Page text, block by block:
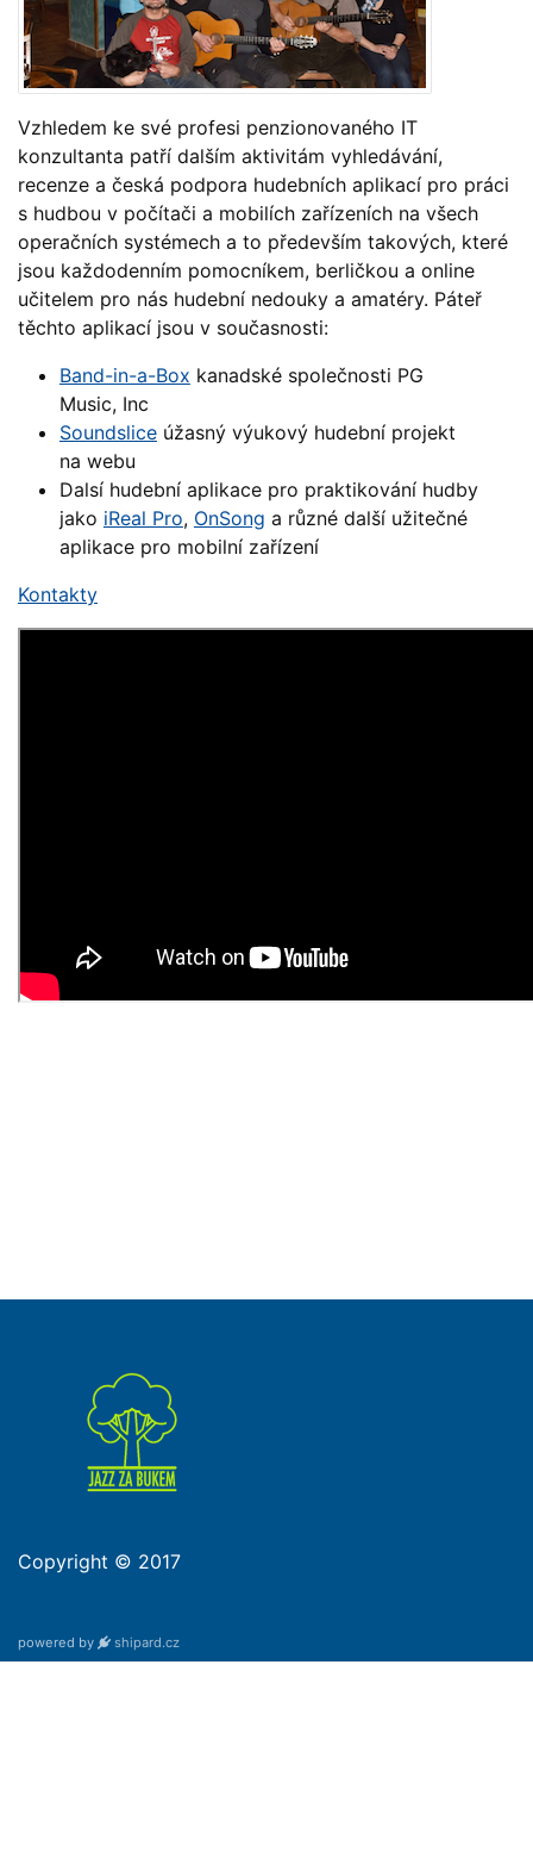
Vzhledem ke své profesi penzionovaného IT
konzultanta patří dalším aktivitám vyhledávání,
recenze a česká podpora hudebních aplikací pro práci
s hudbou v počítači a mobilích zařízeních na všech
operačních systémech a to především takových, které
jsou každodenním pomocníkem, berličkou a online
učitelem pro nás hudební nedouky a amatéry. Páteř
těchto aplikací jsou v současnosti:
Band-in-a-Box kanadské společnosti PG
Music, Inc
Soundsliceúžasný výukový hudební projekt
na webu
Dalsí hudební aplikace pro praktikování hudby
jako iReal Pro, OnSong a různé další užitečné
aplikace pro mobilní zařízení
Kontakty
Copyright © 2017
powered by shipard.cz